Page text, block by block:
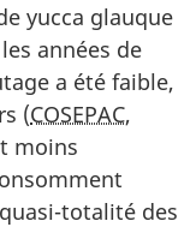
yucca glauque
années de
a été faible,
(COSEPAC,
moins
totalité des